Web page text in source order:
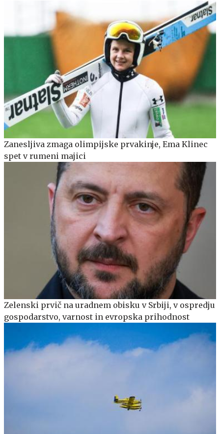
Zanesljiva zmaga olimpijske prvakinje, Ema Klinec
spet v rumeni majici
Zelenski prvič na uradnem obisku v Srbiji, v ospredju
gospodarstvo, varnost in evropska prihodnost